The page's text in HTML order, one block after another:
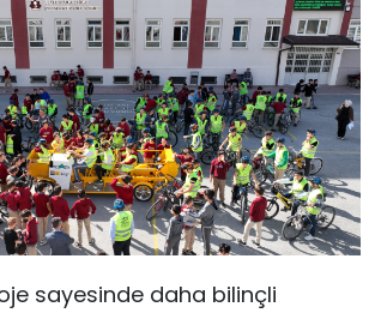
sayesinde daha bilinçli